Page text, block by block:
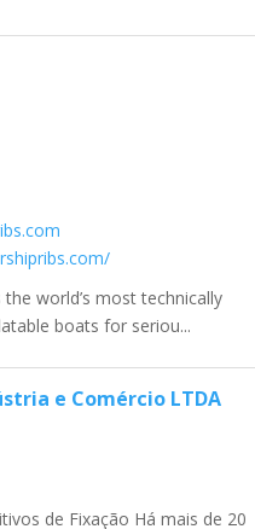
the world’s most technically
boats for seriou...
e Comércio LTDA
de Fixação Há mais de 20